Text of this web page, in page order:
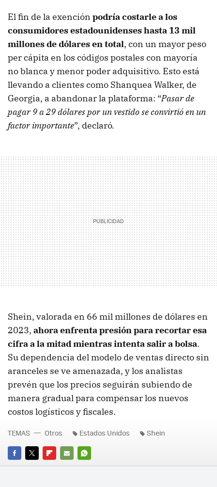
El fin de la exención podría costarle a los
consumidores estadounidenses hasta 13 mil
millones de dólares en total, con un mayor peso
per cápita en los códigos postales con mayoría
no blanca y menor poder adquisitivo. Esto está
llevando a clientes como Shanquea Walker, de
Georgia, a abandonar la plataforma: “Pasar de
pagar 9 a 29 dólares por un vestido se convirtió en un
factor importante”, declaró.
Shein, valorada en 66 mil millones de dólares en
2023, ahora enfrenta presión para recortar esa
cifra a la mitad mientras intenta salir a bolsa.
Su dependencia del modelo de ventas directo sin
aranceles se ve amenazada, y los analistas
prevén que los precios seguirán subiendo de
manera gradual para compensar los nuevos
costos logísticos y fiscales.
FACEBOOK
TWITTERFLIPBOARD
E-
WHATSAPP
TEMAS Otros Estados Unidos Shein